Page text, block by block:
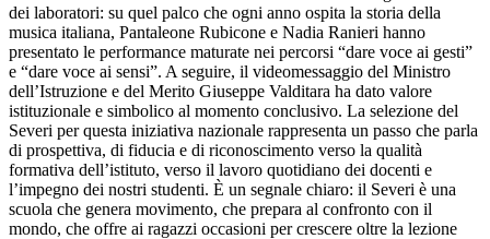
dei laboratori: su quel palco che ogni anno ospita la storia della
musica italiana, Pantaleone Rubicone e Nadia Ranieri hanno
presentato le performance maturate nei percorsi “dare voce ai gesti”
e “dare voce ai sensi”. A seguire, il videomessaggio del Ministro
dell’Istruzione e del Merito Giuseppe Valditara ha dato valore
istituzionale e simbolico al momento conclusivo. La selezione del
Severi per questa iniziativa nazionale rappresenta un passo che parla
di prospettiva, di fiducia e di riconoscimento verso la qualità
formativa dell’istituto, verso il lavoro quotidiano dei docenti e
l’impegno dei nostri studenti. È un segnale chiaro: il Severi è una
scuola che genera movimento, che prepara al confronto con il
mondo, che offre ai ragazzi occasioni per crescere oltre la lezione